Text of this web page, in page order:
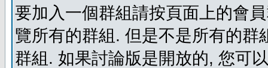
要加入一個群組請按頁面上的會
覽所有的群組. 但是不是所有的
群組. 如果討論版是開放的, 您可